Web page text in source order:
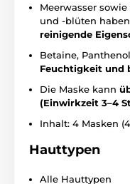
Meerwasser
und -blüten haben
reinigende
Betaine,
Feuchtigkeit und
Die Maske kann
(Einwirkzeit 3–4
Inhalt: 4 Masken
Hauttypen
Alle Hauttypen